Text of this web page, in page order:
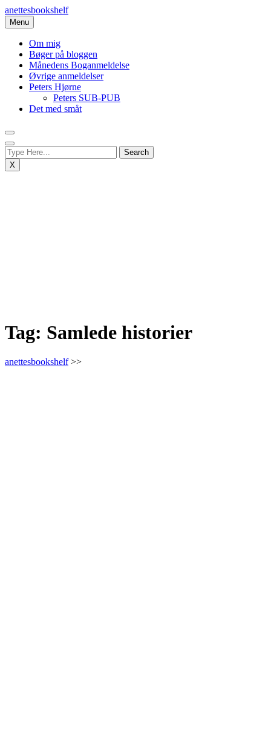
Skip
to
content
anettesbookshelf
Menu
Om mig
Bøger på bloggen
Månedens Boganmeldelse
Øvrige anmeldelser
Peters Hjørne
Peters SUB-PUB
Det med småt
X
Tag: Samlede historier
anettesbookshelf>>